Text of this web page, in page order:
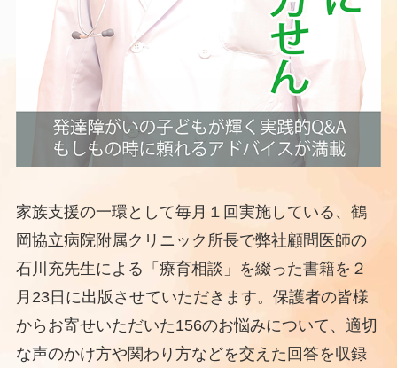
家族支援の一環として毎月１回実施している、鶴
岡協立病院附属クリニック所長で弊社顧問医師の
石川充先生による「療育相談」を綴った書籍を２
月23日に出版させていただきます。保護者の皆様
からお寄せいただいた156のお悩みについて、適切
な声のかけ方や関わり方などを交えた回答を収録